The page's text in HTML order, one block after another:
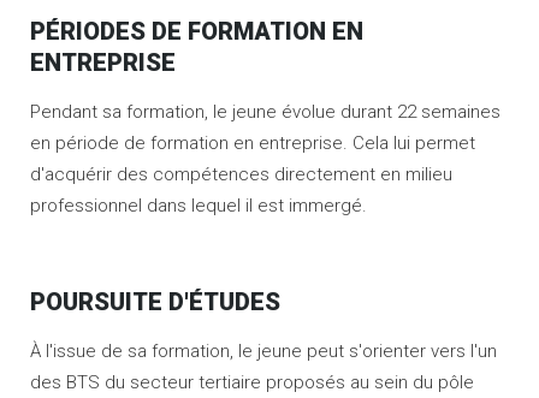
PÉRIODES DE FORMATION EN
ENTREPRISE
Pendant sa formation, le jeune évolue durant 22 semaines
en période de formation en entreprise. Cela lui permet
d'acquérir des compétences directement en milieu
professionnel dans lequel il est immergé.
POURSUITE D'ÉTUDES
À l'issue de sa formation, le jeune peut s'orienter vers l'un
des BTS du secteur tertiaire proposés au sein du pôle